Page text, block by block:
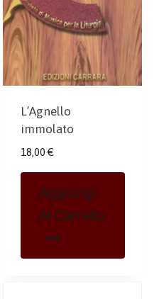
L’Agnello
immolato
18,00 €
Aggiungi
Al Carrello